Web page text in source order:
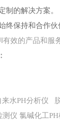
的解决方案。
保持和合作伙
效的产品和服务
水PH分析仪
测仪氯碱化工